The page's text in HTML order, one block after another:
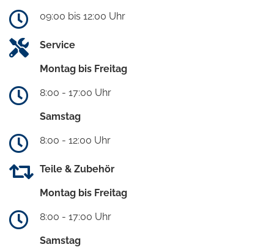
09:00 bis 12:00 Uhr
Service
Montag bis Freitag
8:00 - 17:00 Uhr
Samstag
8:00 - 12:00 Uhr
Teile & Zubehör
Montag bis Freitag
8:00 - 17:00 Uhr
Samstag